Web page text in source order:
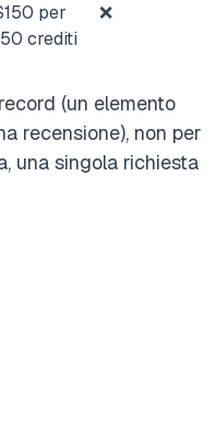
per
crediti
❌
(un elemento
recensione), non per
una singola richiesta